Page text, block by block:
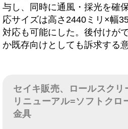
与し、同時に通風・採光を確
応サイズは高さ2440ミリ×幅
対応も可能にした。後付けが
か既存向けとしても訴求する意
セイキ販売、ロールスクリ
リニューアル=ソフトクロ
金具